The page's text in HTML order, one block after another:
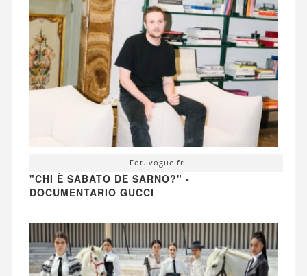
Fot. vogue.fr
"CHI È SABATO DE SARNO?" -
DOCUMENTARIO GUCCI